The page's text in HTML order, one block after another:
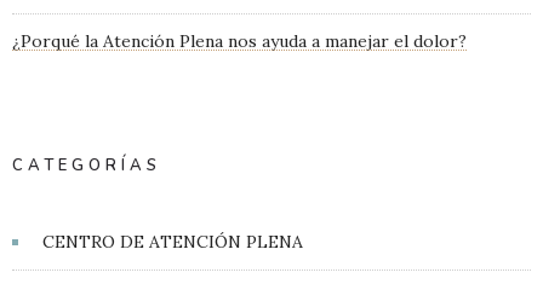
¿Porqué la Atención Plena nos ayuda a manejar el dolor?
CATEGORÍAS
CENTRO DE ATENCIÓN PLENA